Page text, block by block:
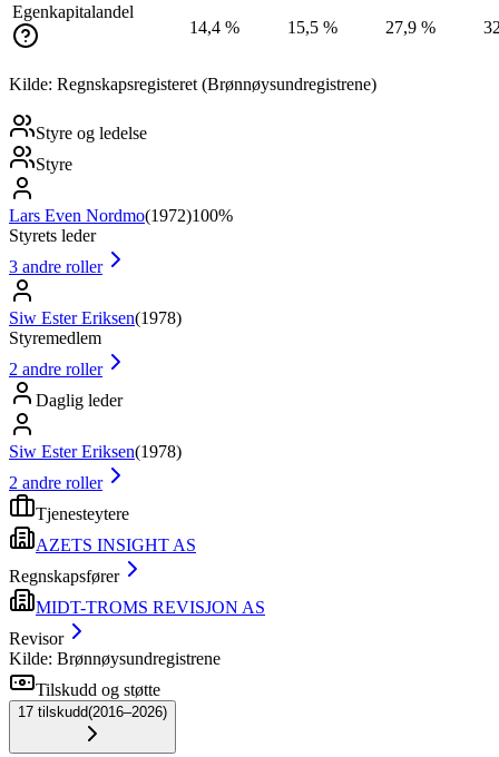
Egenkapitalandel
14,4 %
15,5 % 27,9 %
Kilde: Regnskapsregisteret (Brønnøysundregistrene)
Styre og ledelse
Styre
Lars Even Nordmo(1972)100%
Styrets leder
3 andre roller
Siw Ester Eriksen(1978)
Styremedlem
2 andre roller
Daglig leder
Siw Ester Eriksen(1978)
2 andre roller
Tjenesteytere
AZETS INSIGHT AS
Regnskapsfører
MIDT-TROMS REVISJON AS
Revisor
Kilde: Brønnøysundregistrene
Tilskudd og støtte
17 tilskudd(2016–2026)